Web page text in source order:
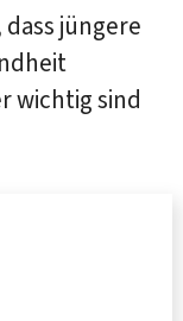
jüngere
wichtig sind